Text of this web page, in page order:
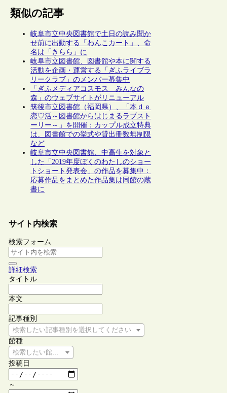
類似の記事
岐阜市立中央図書館で土日の読み聞か
せ前に出動する「わんこカート」、命
名は「きらら」に
岐阜市立図書館、図書館や本に関する
活動を企画・運営する「ぎふライブラ
リークラブ」のメンバー募集中
「ぎふメディアコスモス みんなの
森」のウェブサイトがリニューアル
筑後市立図書館（福岡県）、「本ｄｅ
恋♡活～図書館からはじまるラブスト
ーリー～」を開催：カップル成立特典
は、図書館での挙式や貸出冊数無制限
など
岐阜市立中央図書館、中高生を対象と
した「2019年度ぼくのわたしのショー
トショート発表会」の作品を募集中：
応募作品をまとめた作品集は同館の蔵
書に
サイト内検索
検索フォーム
詳細検索
タイトル
本文
記事種別
検索したい記事種別を選択してください
館種
検索したい館種を選択してください
投稿日
～